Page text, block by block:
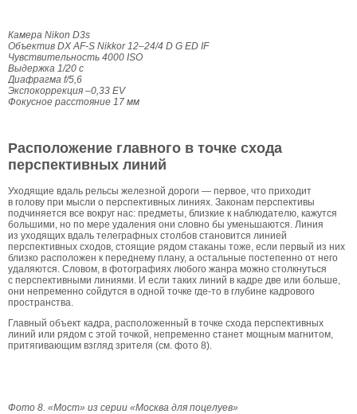
Камера Nikon D3s
Объектив DX AF-S Nikkor 12–24/4 D G ED IF
Чувствительность 4000 ISO
Выдержка 1/20 с
Диафрагма f/5,6
Экспокоррекция –0,33 EV
Фокусное расстояние 17 мм
Расположение главного в точке схода
перспективных линий
Уходящие вдаль рельсы железной дороги — первое, что приходит
в голову при мысли о перспективных линиях. Законам перспективы
подчиняется все вокруг нас: предметы, близкие к наблюдателю, кажутся
большими, но по мере удаления они словно бы уменьшаются. Линия
из уходящих вдаль телеграфных столбов становится линией
перспективных сходов, стоящие рядом стаканы тоже, если первый из них
близко расположен к переднему плану, а остальные постепенно от него
удаляются. Словом, в фотографиях любого жанра можно столкнуться
с перспективными линиями. И если таких линий в кадре две или больше,
они непременно сойдутся в одной точке где-то в глубине кадрового
пространства.
Главный объект кадра, расположенный в точке схода перспективных
линий или рядом с этой точкой, непременно станет мощным магнитом,
притягивающим взгляд зрителя (см. фото 8).
Фото 8. «Мост» из серии «Москва для поцелуев»